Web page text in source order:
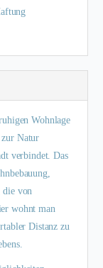
Wohnlage
zur Natur
verbindet. Das
die von
wohnt man
Distanz zu